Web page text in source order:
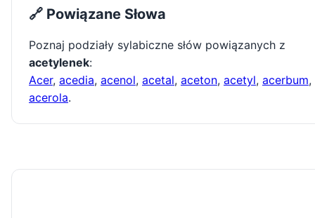
🔗 Powiązane Słowa
Poznaj podziały sylabiczne słów powiązanych z
acetylenek:
Acer, acedia, acenol, acetal, aceton, acetyl, acerbum,
acerola.